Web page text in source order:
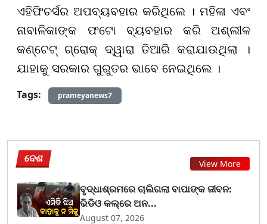
ଏହିଫିଚର୍ସର ଅପବ୍ୟବହାର କରିଥିଲେ । ମହିଳା ଏବଂ
ନାବାଳିକାଙ୍କ ଫଟୋ ବ୍ୟବହାର କରି ଅଶ୍ଲୀଳ
କଣ୍ଟେଟ୍ ଗ୍ରୋକ୍ ଦ୍ୱାରା ତିଆରି କରାଯାଉଥିଲା ।
ଯାହାକୁ ସରକାର ଗୁରୁତର ଭାବେ ନେଇଥିଲେ ।
Tags:
prameyanews7
ଦେଶ View More
ବୃଦ୍ଧାଶ୍ରମରେ ଚାଲିଗଲା ବାପାଙ୍କ ଜୀବନ:
ଭିଡିଓ କଲ୍‌ରେ ଅନ...
August 07, 2026